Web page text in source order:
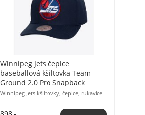
Winnipeg Jets čepice
baseballová kšiltovka Team
Ground 2.0 Pro Snapback
Winnipeg Jets kšiltovky, čepice, rukavice
898,-